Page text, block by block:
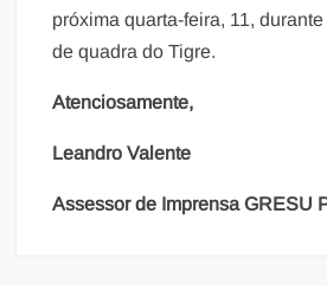
próxima quarta-feira, 11,
de quadra do Tigre.
Atenciosamente,
Leandro Valente
Assessor de Imprensa GRESU